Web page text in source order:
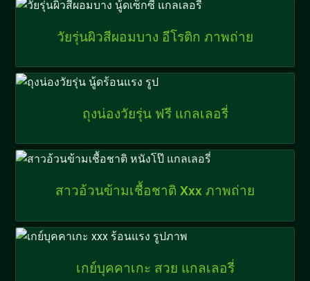
วัยรุ่นผิวสีผอมบาง อีโรติก ภาพถ่าย
ถุงน่องวัยรุ่น ฟรี แกลเลอรี่
สาวอ้วนข้ามเชื้อชาติ Xxx ภาพถ่าย
เกย์บุคคาเกะ สวย แกลเลอรี่